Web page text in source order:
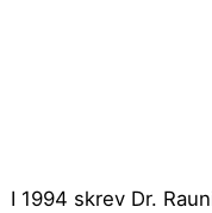
I 1994 skrev Dr.